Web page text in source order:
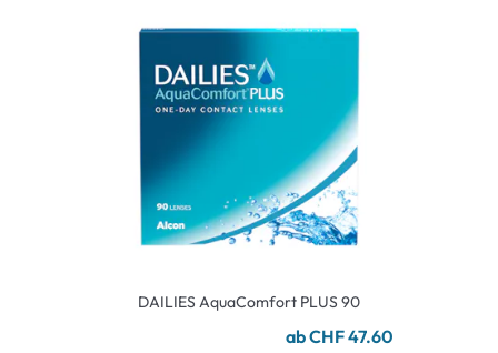
DAILIES AquaComfort PLUS 90
ab CHF 47.60